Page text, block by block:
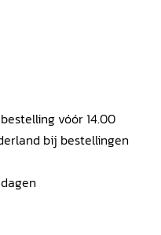
vóór 14.00
bij bestellingen